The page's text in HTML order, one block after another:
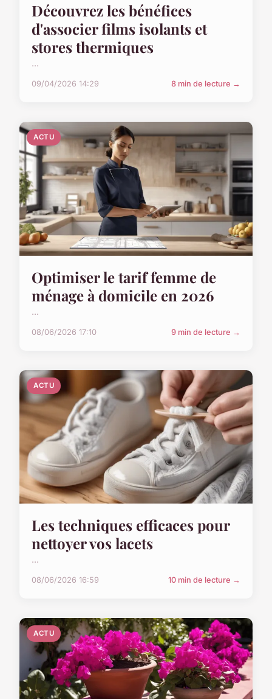
Découvrez les bénéfices
d'associer films isolants et
stores thermiques
...
09/04/2026 14:29 8 min de lecture →
ACTU
Optimiser le tarif femme de
ménage à domicile en 2026
...
08/06/2026 17:10 9 min de lecture →
ACTU
Les techniques efficaces pour
nettoyer vos lacets
...
08/06/2026 16:59 10 min de lecture →
ACTU